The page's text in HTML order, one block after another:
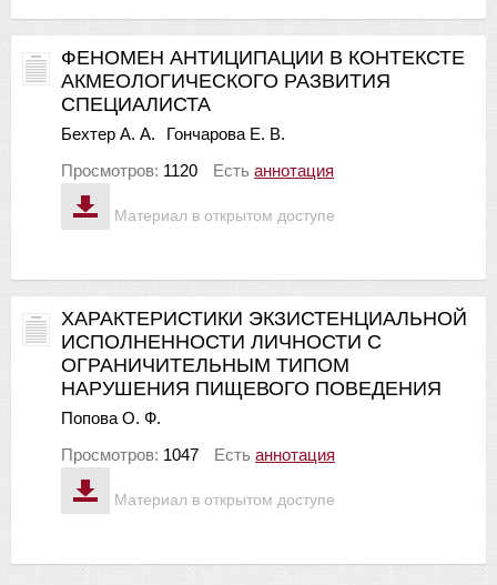
Материал в открытом доступе
ФЕНОМЕН АНТИЦИПАЦИИ В КОНТЕКСТЕ
АКМЕОЛОГИЧЕСКОГО РАЗВИТИЯ
СПЕЦИАЛИСТА
Бехтер А. А.
Гончарова Е. В.
Просмотров: 1120 Есть аннотация
Материал в открытом доступе
ХАРАКТЕРИСТИКИ ЭКЗИСТЕНЦИАЛЬНОЙ
ИСПОЛНЕННОСТИ ЛИЧНОСТИ С
ОГРАНИЧИТЕЛЬНЫМ ТИПОМ
НАРУШЕНИЯ ПИЩЕВОГО ПОВЕДЕНИЯ
Попова О. Ф.
Просмотров: 1047 Есть аннотация